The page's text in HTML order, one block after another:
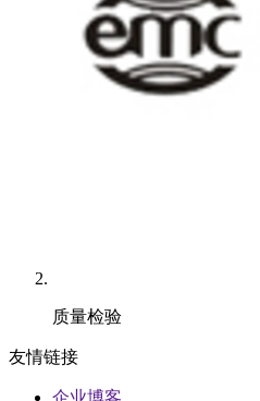
质量检验
友情链接